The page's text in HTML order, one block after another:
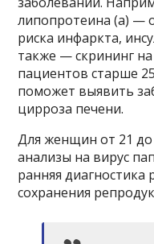
липопротеина (а) —
риска инфаркта,
также — скрининг
пациентов старше
поможет выявить
цирроза печени.
Для женщин от 21
анализы на вирус
ранняя
сохранения